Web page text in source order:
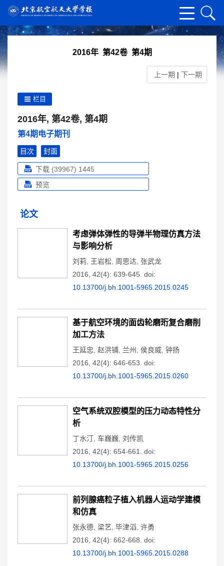
2016年 第42卷 第4期
上一期 | 下一期
栏目
2016年, 第42卷, 第4期
第4期电子期刊
目次 封面
下载 (39967) 1445
预览
论文
考虑弹体弹性的导弹半物理仿真方法
与影响分析
刘莉 王岩松 周思达 张武龙
2016, 42(4): 639-645. doi:
10.13700/j.bh.1001-5965.2015.0245
基于航空环境的面齿轮磨珩复合磨削
加工方法
王延忠 赵洪铺 兰州 侯良威 钟扬
2016, 42(4): 646-653. doi:
10.13700/j.bh.1001-5965.2015.0260
空气系统双腔模型的压力动态特性分
析
丁水汀 车巍巍 刘传凯
2016, 42(4): 654-661.
doi:
10.13700/j.bh.1001-5965.2015.0256
前列腺癌粒子植入机器人运动学建模
和仿真
张永德 梁艺 毕津滔 许勇
2016, 42(4): 662-668. doi:
10.13700/j.bh.1001-5965.2015.0288